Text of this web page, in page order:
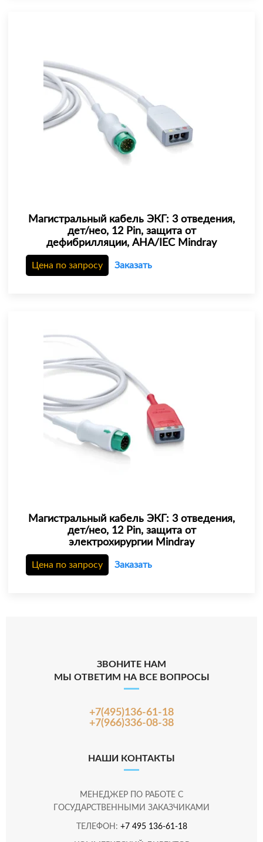
Магистральный кабель ЭКГ: 3 отведения,
дет/нео, 12 Pin, защита от
дефибрилляции, AHA/IEC Mindray
Цена по запросу Заказать
Магистральный кабель ЭКГ: 3 отведения,
дет/нео, 12 Pin, защита от
электрохирургии Mindray
Цена по запросу Заказать
ЗВОНИТЕ НАМ
МЫ ОТВЕТИМ НА ВСЕ ВОПРОСЫ
+7(495)136-61-18
+7(966)336-08-38
НАШИ КОНТАКТЫ
МЕНЕДЖЕР ПО РАБОТЕ С
ГОСУДАРСТВЕННЫМИ ЗАКАЗЧИКАМИ
ТЕЛЕФОН: +7 495 136-61-18